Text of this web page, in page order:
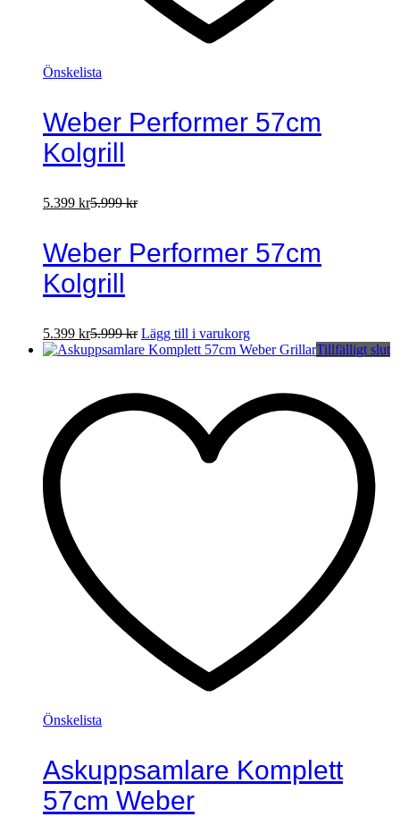
Önskelista
Weber Performer 57cm
Kolgrill
5.399 kr5.999kr
Weber Performer 57cm
Kolgrill
5.399 kr5.999kr Lägg till i varukorg
Tillfälligt slut
Önskelista
Askuppsamlare Komplett
57cm Weber